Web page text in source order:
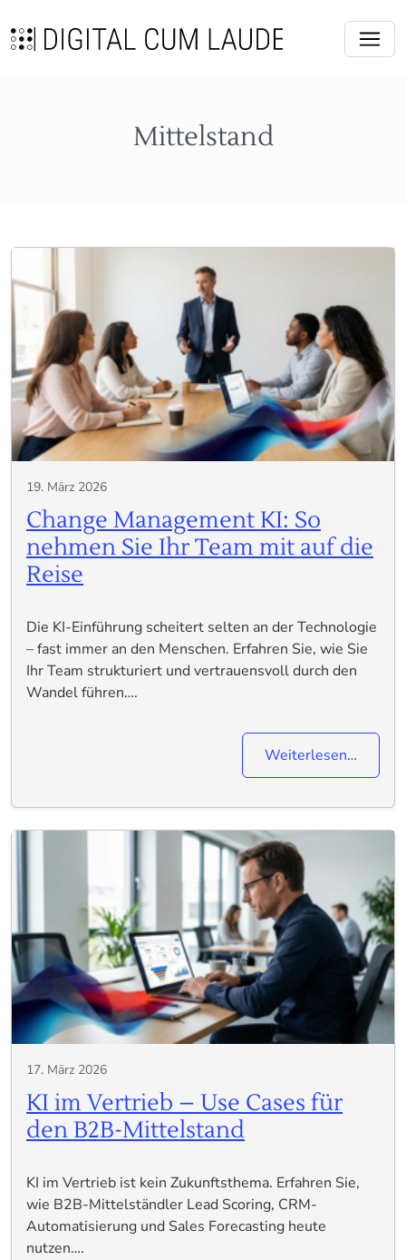
Mittelstand
19. März 2026
Change Management KI: So
nehmen Sie Ihr Team mit auf die
Reise
Die KI-Einführung scheitert selten an der Technologie
– fast immer an den Menschen. Erfahren Sie, wie Sie
Ihr Team strukturiert und vertrauensvoll durch den
Wandel führen….
Weiterlesen…
17. März 2026
KI im Vertrieb – Use Cases für
den B2B-Mittelstand
KI im Vertrieb ist kein Zukunftsthema. Erfahren Sie,
wie B2B-Mittelständler Lead Scoring, CRM-
Automatisierung und Sales Forecasting heute
nutzen….